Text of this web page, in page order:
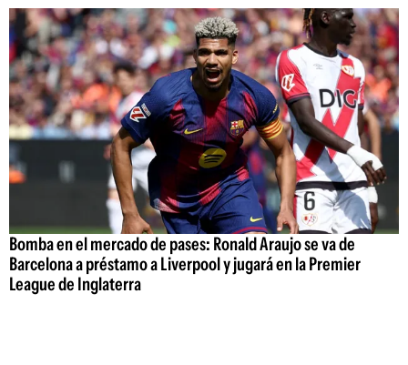
Bomba en el mercado de pases: Ronald Araujo se va de
Barcelona a préstamo a Liverpool y jugará en la Premier
League de Inglaterra